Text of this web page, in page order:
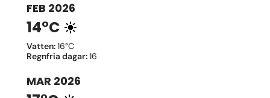
FEB 2026
14°C
Vatten:16°C
Regnfria dagar:16
MAR 2026